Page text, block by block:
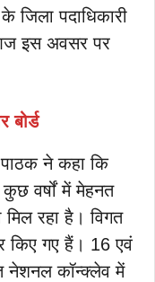
जिला पदाधिकारी
आज इस अवसर पर
बोर्ड
ने कहा कि
कुछ वर्षों में मेहनत
रहा है। विगत
किए गए हैं। 16 एवं
नेशनल कॉन्क्लेव में